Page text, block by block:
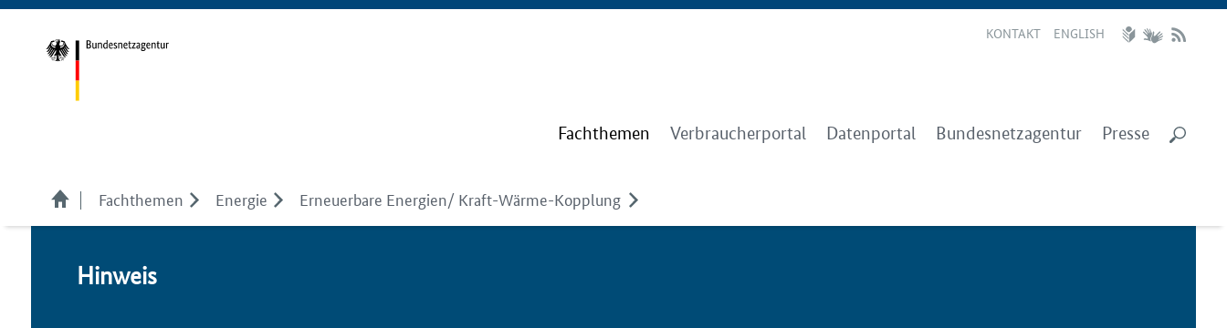
KONTAKT ENGLISH
Fachthemen Verbraucherportal Datenportal Bundesnetzagentur Presse
Fachthemen Energie Erneuerbare Energien/ Kraft-Wärme-Kopplung
Hin­weis